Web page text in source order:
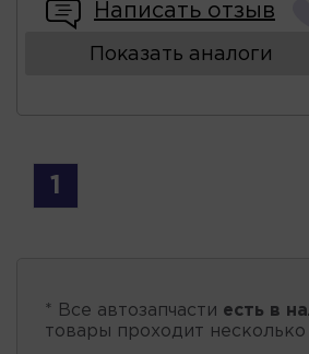
Написать отзыв
Показать аналоги
1
* Все автозапчасти есть в
товары проходит несколько